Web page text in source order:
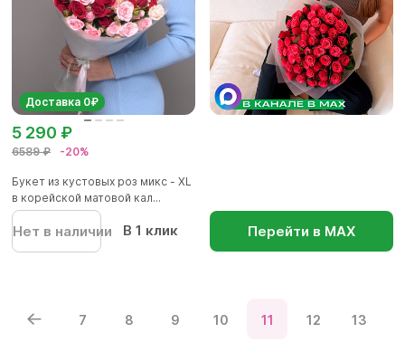
Доставка 0₽
6589 ₽ -20%
5 290 ₽
Букет из кустовых роз микс - XL
в корейской матовой кал...
Нет в наличии В 1 клик Перейти в МАХ
7 8 9 10 11 12 13